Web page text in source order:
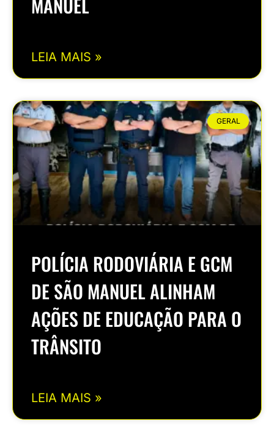
LEIA MAIS »
GERAL
POLÍCIA RODOVIÁRIA E GCM
DE SÃO MANUEL ALINHAM
AÇÕES DE EDUCAÇÃO PARA O
TRÂNSITO
LEIA MAIS »